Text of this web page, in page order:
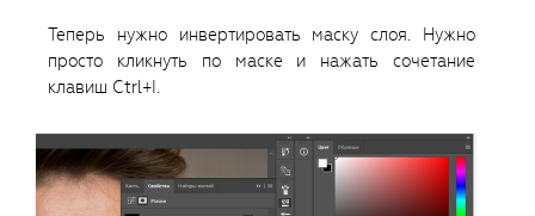
Теперь нужно инвертировать маску слоя. Нужно
просто кликнуть по маске и нажать сочетание
клавиш Ctrl+I.